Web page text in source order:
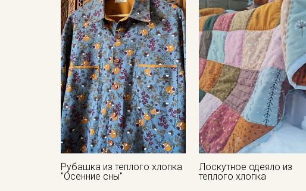
Рубашка из теплого хлопка
"Осенние сны"
Лоскутное одеяло из
теплого хлопка